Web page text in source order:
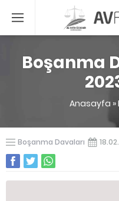
Boşanma
Anasayfa »
Boşanma Davaları